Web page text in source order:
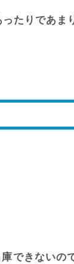
たりであま
できないの